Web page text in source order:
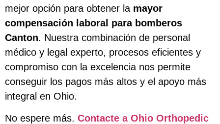
mejor opción para obtener la mayor
compensación laboral para bomberos
Canton. Nuestra combinación de personal
médico y legal experto, procesos eficientes y
compromiso con la excelencia nos permite
conseguir los pagos más altos y el apoyo más
integral en Ohio.
No espere más. Contacte a Ohio Orthopedic